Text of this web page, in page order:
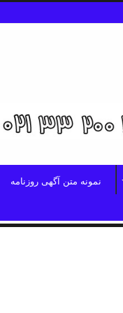
نمونه متن آگهی روزنامه